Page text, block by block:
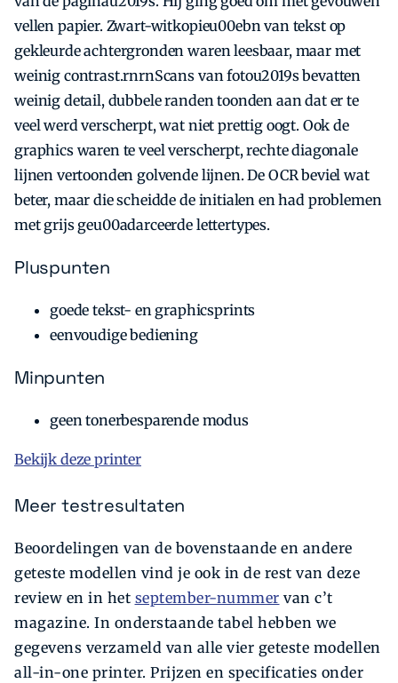
vellen papier. Zwart-witkopieu00ebn van tekst op
gekleurde achtergronden waren leesbaar, maar met
weinig contrast.rnrnScans van fotou2019s bevatten
weinig detail, dubbele randen toonden aan dat er te
veel werd verscherpt, wat niet prettig oogt. Ook de
graphics waren te veel verscherpt, rechte diagonale
lijnen vertoonden golvende lijnen. De OCR beviel wat
beter, maar die scheidde de initialen en had problemen
met grijs geu00adarceerde lettertypes.
Pluspunten
goede tekst- en graphicsprints
eenvoudige bediening
Minpunten
geen tonerbesparende modus
Bekijk deze printer
Meer testresultaten
Beoordelingen van de bovenstaande en andere
geteste modellen vind je ook in de rest van deze
review en in het september-nummer van c’t
magazine. In onderstaande tabel hebben we
gegevens verzameld van alle vier geteste modellen
all-in-one printer. Prijzen en specificaties onder